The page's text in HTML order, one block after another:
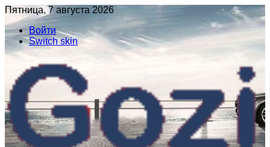
Пятница, 7 августа 2026
Войти
Switch skin